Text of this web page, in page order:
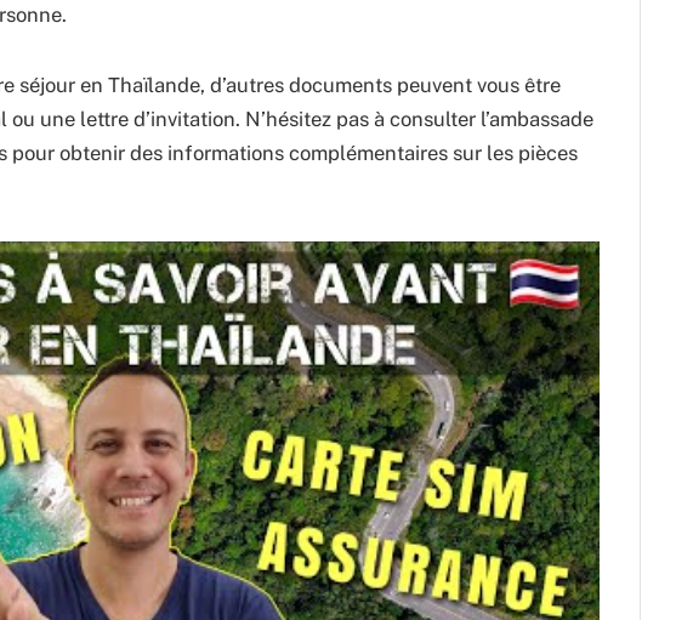
séjour en Thaïlande, d’autres documents peuvent vous être
une lettre d’invitation. N’hésitez pas à consulter l’ambassade
obtenir des informations complémentaires sur les pièces